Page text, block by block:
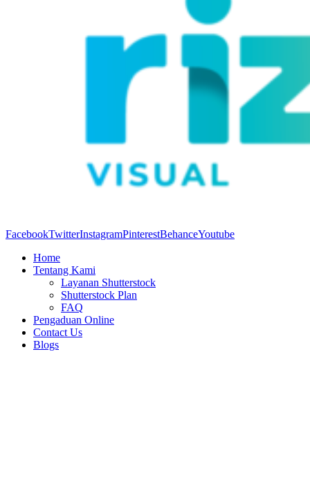
FacebookTwitterInstagramPinterestBehanceYoutube
Home
Tentang Kami
Layanan Shutterstock
Shutterstock Plan
FAQ
Pengaduan Online
Contact Us
Blogs